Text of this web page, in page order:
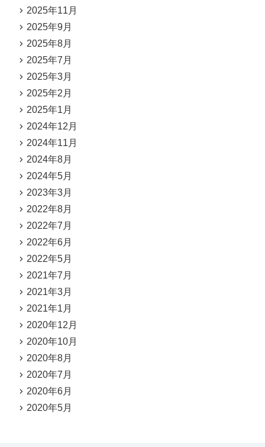
2025年11月
2025年9月
2025年8月
2025年7月
2025年3月
2025年2月
2025年1月
2024年12月
2024年11月
2024年8月
2024年5月
2023年3月
2022年8月
2022年7月
2022年6月
2022年5月
2021年7月
2021年3月
2021年1月
2020年12月
2020年10月
2020年8月
2020年7月
2020年6月
2020年5月